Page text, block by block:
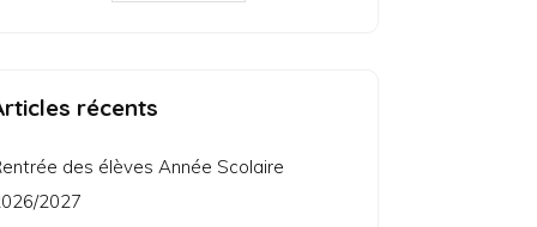
récents
des élèves Année Scolaire
2027